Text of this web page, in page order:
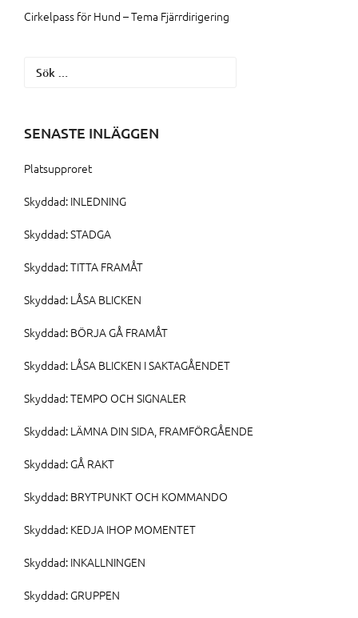
Cirkelpass för Hund – Tema Fjärrdirigering
Sök
SENASTE INLÄGGEN
Platsupproret
Skyddad: INLEDNING
Skyddad: STADGA
Skyddad: TITTA FRAMÅT
Skyddad: LÅSA BLICKEN
Skyddad: BÖRJA GÅ FRAMÅT
Skyddad: LÅSA BLICKEN I SAKTAGÅENDET
Skyddad: TEMPO OCH SIGNALER
Skyddad: LÄMNA DIN SIDA, FRAMFÖRGÅENDE
Skyddad: GÅ RAKT
Skyddad: BRYTPUNKT OCH KOMMANDO
Skyddad: KEDJA IHOP MOMENTET
Skyddad: INKALLNINGEN
Skyddad: GRUPPEN